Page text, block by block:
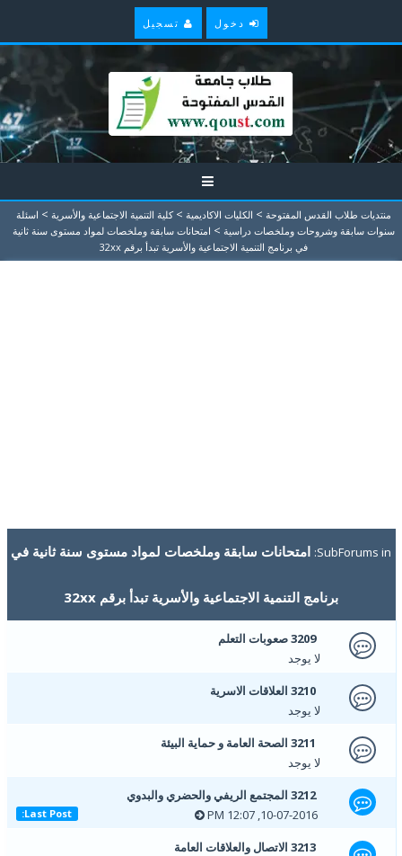
دخول تسجيل
منتديات طلاب القدس المفتوحة > الكليات الاكاديمية > كلية التنمية الاجتماعية والأسرية > اسئلة
سنوات سابقة وشروحات وملخصات دراسية > امتحانات سابقة وملخصات لمواد مستوى سنة ثانية
في برنامج التنمية الاجتماعية والأسرية تبدأ برقم 32xx
SubForums in:امتحانات سابقة وملخصات لمواد مستوى سنة ثانية في
برنامج التنمية الاجتماعية والأسرية تبدأ برقم 32xx
3209 صعوبات التعلم
لا يوجد
3210 العلاقات الاسرية
لا يوجد
3211 الصحة العامة و حماية البيئة
لا يوجد
3212 المجتمع الريفي والحضري والبدوي
Last Post:
3213 الاتصال والعلاقات العامة